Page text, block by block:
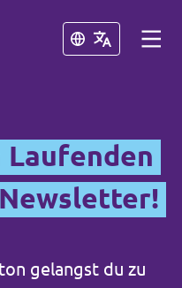
Schließen
Shop
Schließen
Laufenden
gelangst du zu